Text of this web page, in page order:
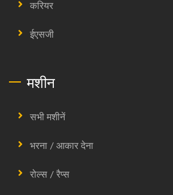
करियर
ईएसजी
मशीन
सभी मशीनें
भरना / आकार देना
रोल्स / रैप्स